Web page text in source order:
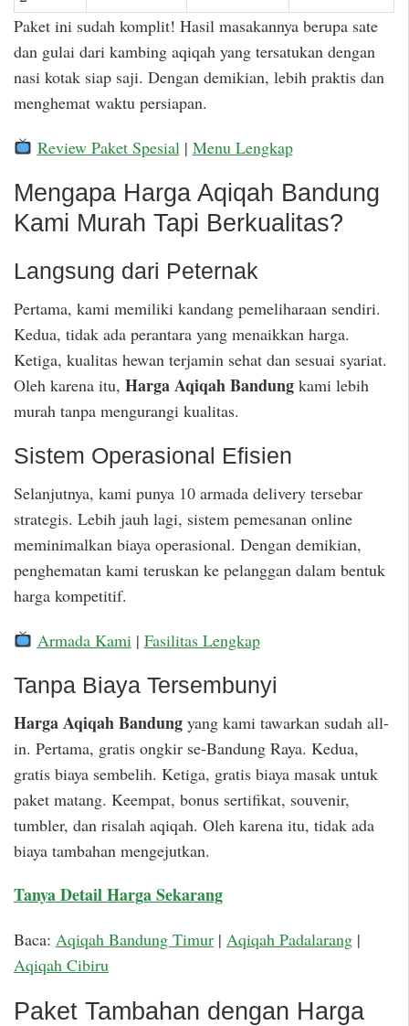
Paket ini sudah komplit! Hasil masakannya berupa sate
dan gulai dari kambing aqiqah yang tersatukan dengan
nasi kotak siap saji. Dengan demikian, lebih praktis dan
menghemat waktu persiapan.
Review Paket Spesial | Menu Lengkap
Mengapa Harga Aqiqah Bandung
Kami Murah Tapi Berkualitas?
Langsung dari Peternak
Pertama, kami memiliki kandang pemeliharaan sendiri.
Kedua, tidak ada perantara yang menaikkan harga.
Ketiga, kualitas hewan terjamin sehat dan sesuai syariat.
Oleh karena itu, Harga Aqiqah Bandung kami lebih
murah tanpa mengurangi kualitas.
Sistem Operasional Efisien
Selanjutnya, kami punya 10 armada delivery tersebar
strategis. Lebih jauh lagi, sistem pemesanan online
meminimalkan biaya operasional. Dengan demikian,
penghematan kami teruskan ke pelanggan dalam bentuk
harga kompetitif.
Armada Kami | Fasilitas Lengkap
Tanpa Biaya Tersembunyi
Harga Aqiqah Bandung yang kami tawarkan sudah all-
in. Pertama, gratis ongkir se-Bandung Raya. Kedua,
gratis biaya sembelih. Ketiga, gratis biaya masak untuk
paket matang. Keempat, bonus sertifikat, souvenir,
tumbler, dan risalah aqiqah. Oleh karena itu, tidak ada
biaya tambahan mengejutkan.
Tanya Detail Harga Sekarang
Baca: Aqiqah Bandung Timur | Aqiqah Padalarang |
Aqiqah Cibiru
Paket Tambahan dengan Harga